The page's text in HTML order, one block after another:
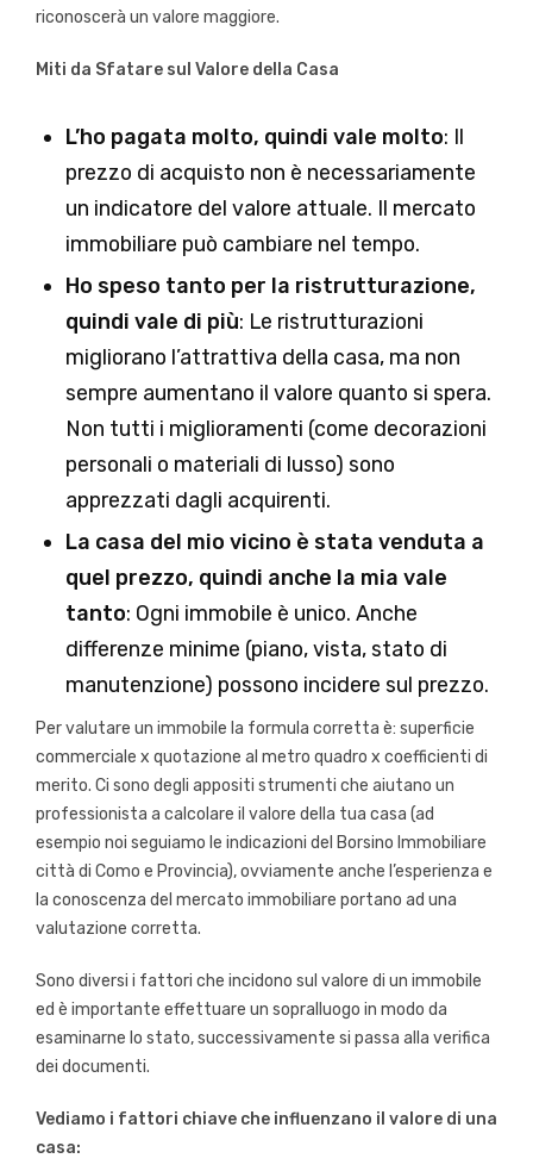
riconoscerà un valore maggiore.
Miti da Sfatare sul Valore della Casa
L’ho pagata molto, quindi vale molto: Il
prezzo di acquisto non è necessariamente
un indicatore del valore attuale. Il mercato
immobiliare può cambiare nel tempo.
Ho speso tanto per la ristrutturazione,
quindi vale di più: Le ristrutturazioni
migliorano l’attrattiva della casa, ma non
sempre aumentano il valore quanto si spera.
Non tutti i miglioramenti (come decorazioni
personali o materiali di lusso) sono
apprezzati dagli acquirenti.
La casa del mio vicino è stata venduta a
quel prezzo, quindi anche la mia vale
tanto: Ogni immobile è unico. Anche
differenze minime (piano, vista, stato di
manutenzione) possono incidere sul prezzo.
Per valutare un immobile la formula corretta è: superficie
commerciale x quotazione al metro quadro x coefficienti di
merito. Ci sono degli appositi strumenti che aiutano un
professionista a calcolare il valore della tua casa (ad
esempio noi seguiamo le indicazioni del Borsino Immobiliare
città di Como e Provincia), ovviamente anche l’esperienza e
la conoscenza del mercato immobiliare portano ad una
valutazione corretta.
Sono diversi i fattori che incidono sul valore di un immobile
ed è importante effettuare un sopralluogo in modo da
esaminarne lo stato, successivamente si passa alla verifica
dei documenti.
Vediamo i fattori chiave che influenzano il valore di una
casa: